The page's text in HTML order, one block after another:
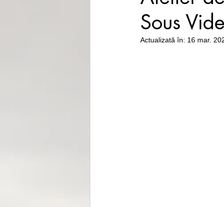
Sous Vide
Actualizată în: 16 mar.